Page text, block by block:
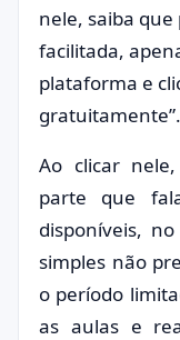
nele, saiba
facilitada,
plataforma e
gratuitamente”.
Ao clicar
parte que
disponíveis,
simples não
o período
as aulas e